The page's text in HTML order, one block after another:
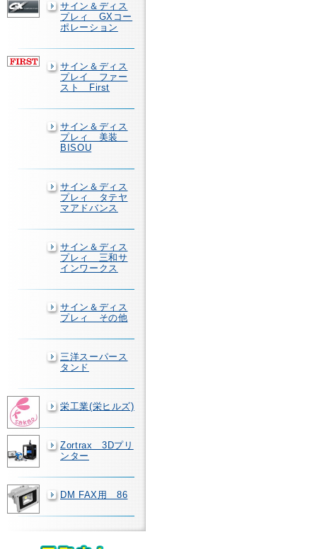
サイン＆ディス
プレィ GXコー
ポレーション
サイン＆ディス
プレイ ファー
スト First
サイン＆ディス
プレィ 美装
BISOU
サイン＆ディス
プレィ タテヤ
マアドバンス
サイン＆ディス
プレィ 三和サ
インワークス
サイン＆ディス
プレィ その他
三洋スーパース
タンド
栄工業(栄ヒルズ)
Zortrax 3Dプリ
ンター
DM FAX用 86